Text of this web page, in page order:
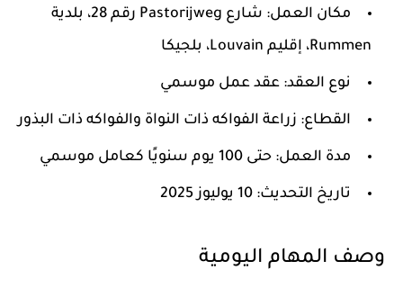
مكان العمل
: شارع Pastorijweg رقم 28، بلدية
Rummen، إقليم Louvain، بلجيكا
نوع العقد: عقد عمل موسمي
القطاع: زراعة الفواكه ذات النواة والفواكه ذات البذور
مدة العمل: حتى 100 يوم سنويًا كعامل موسمي
تاريخ التحديث: 10 يوليوز 2025
وصف المهام اليومية